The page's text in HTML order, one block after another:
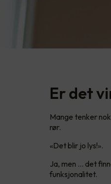
Er det
Mange tenker
rør.
«Det blir jo lys!».
Ja, men ... det
funksjonalitet.